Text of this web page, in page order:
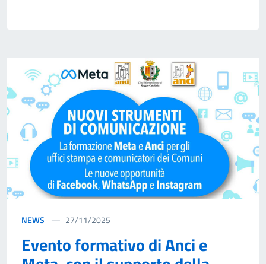
NEWS 27/11/2025
Evento formativo di Anci e